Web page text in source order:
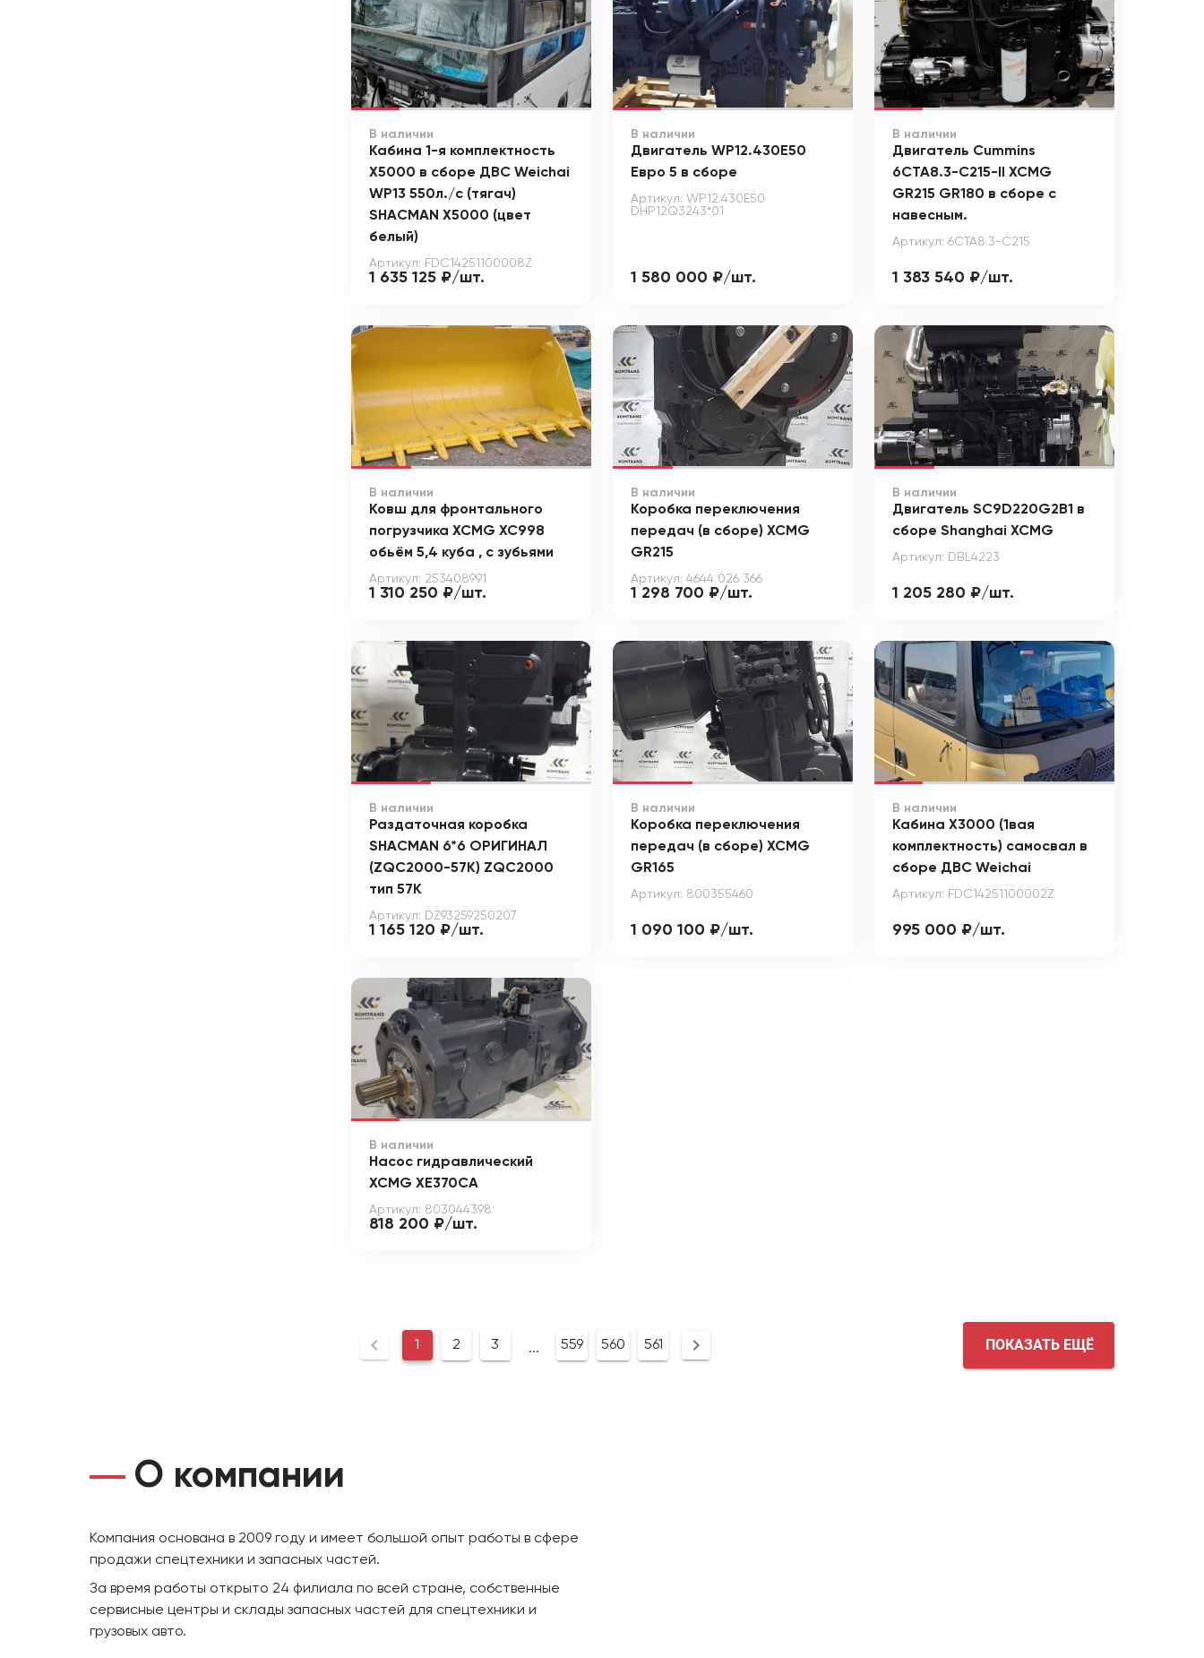
В наличии
Кабина 1-я комплектность
X5000 в сборе ДВС Weichai
WP13 550л./с (тягач)
SHACMAN X5000 (цвет
белый)
Артикул: FDC14251100008Z
1 635 125 ₽/шт.
В наличии
Двигатель WP12.430E50
Евро 5 в сборе
Артикул: WP12.430E50
DHP12Q3243*01
1 580 000 ₽/шт.
В наличии
Двигатель Cummins
6CTA8.3-C215-II XCMG
GR215 GR180 в сборе с
навесным.
Артикул: 6CTA8.3-C215
1 383 540 ₽/шт.
В наличии
Ковш для фронтального
погрузчика XCMG XC998
обьём 5,4 куба , с зубьями
Артикул: 253408991
1 310 250 ₽/шт.
В наличии
Коробка переключения
передач (в сборе) XCMG
GR215
Артикул: 4644 026 366
1 298 700 ₽/шт.
В наличии
Двигатель SC9D220G2B1 в
сборе Shanghai XCMG
Артикул: DBL4223
1 205 280 ₽/шт.
В наличии
Раздаточная коробка
SHACMAN 6*6 ОРИГИНАЛ
(ZQC2000-57K) ZQC2000
тип 57К
Артикул: DZ93259250207
1 165 120 ₽/шт.
В наличии
Коробка переключения
передач (в сборе) XCMG
GR165
Артикул: 800355460
1 090 100 ₽/шт.
В наличии
Кабина X3000 (1вая
комплектность) самосвал в
сборе ДВС Weichai
Артикул: FDC14251100002Z
995 000 ₽/шт.
В наличии
Насос гидравлический
XCMG XE370CA
Артикул: 803044398
818 200 ₽/шт.
1 2 3 ... 559 560 561 ПОКАЗАТЬ ЕЩЁ
О компании
Компания основана в 2009 году и имеет большой опыт работы в сфере
продажи спецтехники и запасных частей.
За время работы открыто 24 филиала по всей стране, собственные
сервисные центры и склады запасных частей для спецтехники и
грузовых авто.